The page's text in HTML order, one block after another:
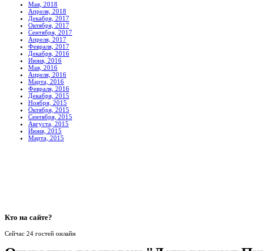
Мая, 2018
Апреля, 2018
Декабря, 2017
Октября, 2017
Сентября, 2017
Апреля, 2017
Февраля, 2017
Декабря, 2016
Июня, 2016
Мая, 2016
Апреля, 2016
Марта, 2016
Февраля, 2016
Декабря, 2015
Ноября, 2015
Октября, 2015
Сентября, 2015
Августа, 2015
Июня, 2015
Марта, 2015
Кто на сайте?
Сейчас 24 гостей онлайн